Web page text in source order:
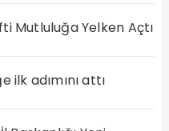
Mutluluğa Yelken Açtı
ilk adımını attı